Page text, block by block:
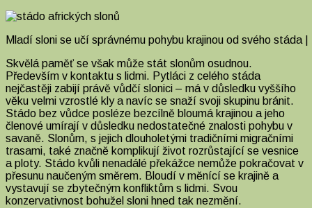
Mladí sloni se učí správnému pohybu krajinou od svého stáda
Skvělá paměť se však může stát slonům osudnou.
Především v kontaktu s lidmi. Pytláci z celého stáda
nejčastěji zabijí právě vůdčí slonici – má v důsledku vyššího
věku velmi vzrostlé kly a navíc se snaží svoji skupinu bránit.
Stádo bez vůdce posléze bezcílně bloumá krajinou a jeho
členové umírají v důsledku nedostatečné znalosti pohybu v
savaně. Slonům, s jejich dlouholetými tradičními migračními
trasami, také značně komplikují život rozrůstající se vesnice
a ploty. Stádo kvůli nenadálé překážce nemůže pokračovat v
přesunu naučeným směrem. Bloudí v měnící se krajině a
vystavují se zbytečným konfliktům s lidmi. Svou
konzervativnost bohužel sloni hned tak nezmění.